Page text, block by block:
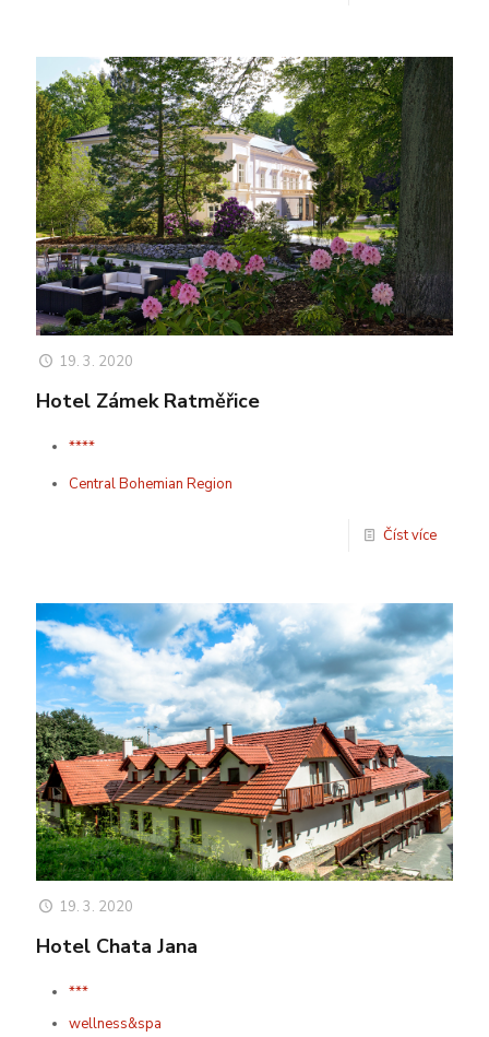
19. 3. 2020
Hotel Zámek Ratměřice
****
Central Bohemian Region
Číst více
19. 3. 2020
Hotel Chata Jana
***
wellness&spa